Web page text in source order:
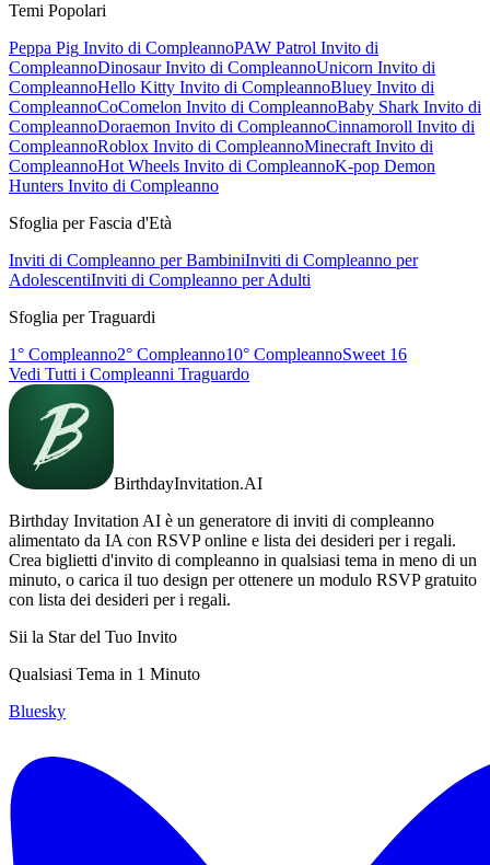
Temi Popolari
Peppa Pig Invito di CompleannoPAW Patrol Invito di
CompleannoDinosaur Invito di CompleannoUnicorn Invito di
CompleannoHello Kitty Invito di CompleannoBluey Invito di
CompleannoCoComelon Invito di CompleannoBaby Shark Invito di
CompleannoDoraemon Invito di CompleannoCinnamoroll Invito di
CompleannoRoblox Invito di CompleannoMinecraft Invito di
CompleannoHot Wheels Invito di CompleannoK-pop Demon
Hunters Invito di Compleanno
Sfoglia per Fascia d'Età
Inviti di Compleanno per BambiniInviti di Compleanno per
AdolescentiInviti di Compleanno per Adulti
Sfoglia per Traguardi
1° Compleanno2° Compleanno10° CompleannoSweet 16
Vedi Tutti i Compleanni Traguardo
BirthdayInvitation.AI
Birthday Invitation AI è un generatore di inviti di compleanno
alimentato da IA con RSVP online e lista dei desideri per i regali.
Crea biglietti d'invito di compleanno in qualsiasi tema in meno di un
minuto, o carica il tuo design per ottenere un modulo RSVP gratuito
con lista dei desideri per i regali.
Sii la Star del Tuo Invito
Qualsiasi Tema in 1 Minuto
Bluesky